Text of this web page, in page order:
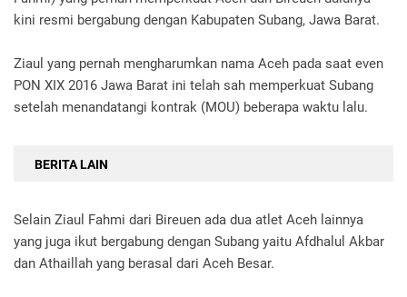
kini resmi bergabung dengan Kabupaten Subang, Jawa Barat.
Ziaul yang pernah mengharumkan nama Aceh pada saat even
PON XIX 2016 Jawa Barat ini telah sah memperkuat Subang
setelah menandatangi kontrak (MOU) beberapa waktu lalu.
BERITA LAIN
Selain Ziaul Fahmi dari Bireuen ada dua atlet Aceh lainnya
yang juga ikut bergabung dengan Subang yaitu Afdhalul Akbar
dan Athaillah yang berasal dari Aceh Besar.